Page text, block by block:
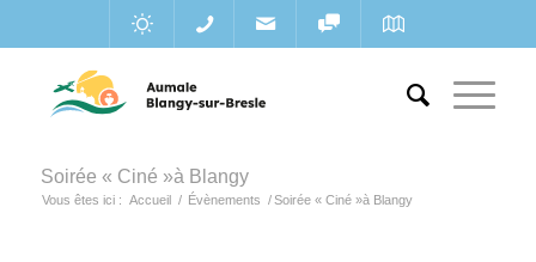
Soirée « Ciné »à Blangy
Vous êtes ici : Accueil / Évènements / Soirée « Ciné »à Blangy